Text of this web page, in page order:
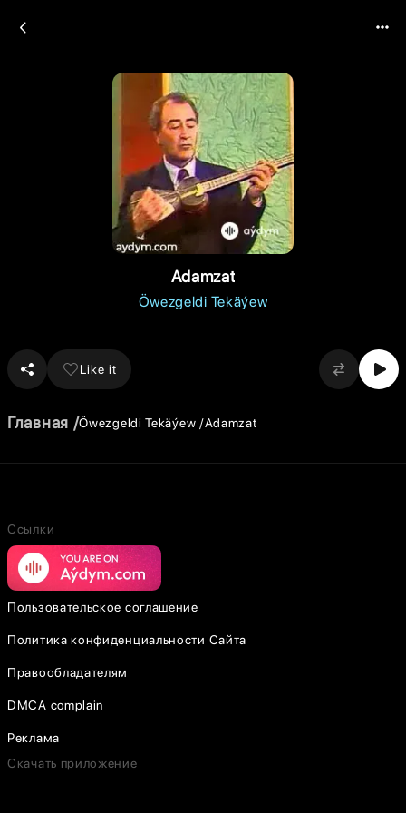
Adamzat
Öwezgeldi Tekäýew
Like it
Главная Öwezgeldi Tekäýew Adamzat
Ссылки
Пользовательское соглашение
Политика конфиденциальности Сайта
Правообладателям
DMCA complain
Реклама
Скачать приложение